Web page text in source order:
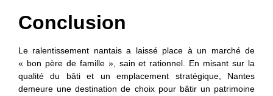
Conclusion
Le ralentissement nantais a laissé place à un marché de
« bon père de famille », sain et rationnel. En misant sur la
qualité du bâti et un emplacement stratégique, Nantes
demeure une destination de choix pour bâtir un patrimoine